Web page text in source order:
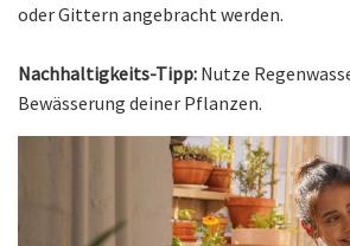
oder Gittern angebracht werden.
Nachhaltigkeits-Tipp: Nutze
Bewässerung deiner Pflanzen.